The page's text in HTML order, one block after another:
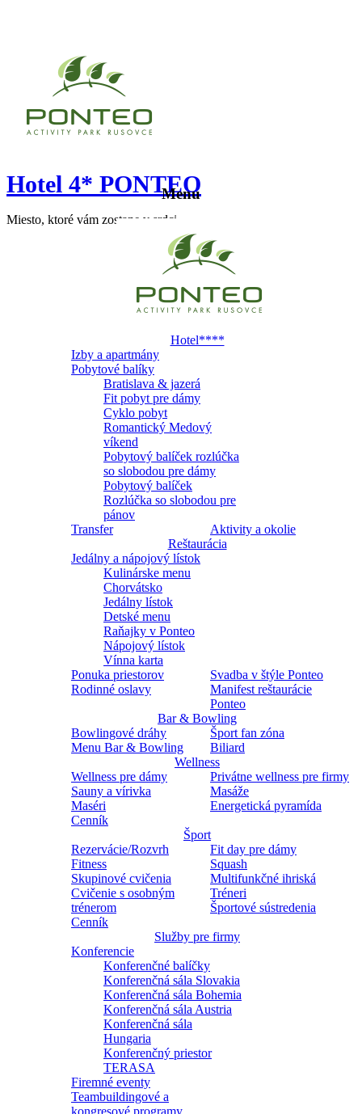
Hotel 4* PONTEO
Miesto, ktoré vám zostane v srdci
Menu
Hotel****
Izby a apartmány
Pobytové balíky
Bratislava & jazerá
Fit pobyt pre dámy
Cyklo pobyt
Romantický Medový
víkend
Pobytový balíček rozlúčka
so slobodou pre dámy
Pobytový balíček
Rozlúčka so slobodou pre
pánov
Transfer
Aktivity a okolie
Reštaurácia
Jedálny a nápojový lístok
Kulinárske menu
Chorvátsko
Jedálny lístok
Detské menu
Raňajky v Ponteo
Nápojový lístok
Vínna karta
Ponuka priestorov
Svadba v štýle Ponteo
Rodinné oslavy
Manifest reštaurácie
Ponteo
Bar & Bowling
Bowlingové dráhy
Šport fan zóna
Menu Bar & Bowling
Biliard
Wellness
Wellness pre dámy
Privátne wellness pre firmy
Sauny a vírivka
Masáže
Maséri
Energetická pyramída
Cenník
Šport
Rezervácie/Rozvrh
Fit day pre dámy
Fitness
Squash
Skupinové cvičenia
Multifunkčné ihriská
Cvičenie s osobným
trénerom
Tréneri
Športové sústredenia
Cenník
Služby pre firmy
Konferencie
Konferenčné balíčky
Konferenčná sála Slovakia
Konferenčná sála Bohemia
Konferenčná sála Austria
Konferenčná sála
Hungaria
Konferenčný priestor
TERASA
Firemné eventy
Teambuildingové a